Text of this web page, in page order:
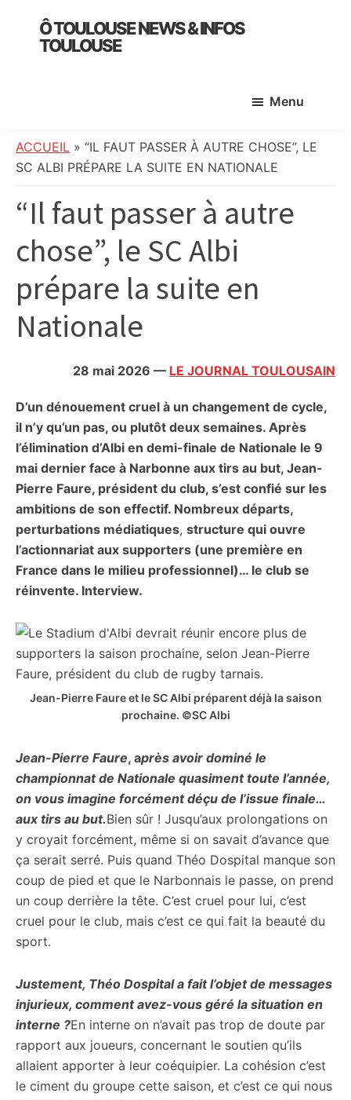
primary
Ô TOULOUSE NEWS & INFOS
TOULOUSE
:
info
société,
culture,
politique,
faits
divers
et
citoyennes
Menu
ACCUEIL » “IL FAUT PASSER À AUTRE CHOSE”, LE
SC ALBI PRÉPARE LA SUITE EN NATIONALE
“Il faut passer à autre
chose”, le SC Albi
prépare la suite en
Nationale
28 mai 2026 — LE JOURNAL TOULOUSAIN
D’un dénouement cruel à un changement de cycle,
il n’y qu’un pas, ou plutôt deux semaines. Après
l’élimination d’Albi en demi-finale de Nationale le 9
mai dernier face à Narbonne aux tirs au but, Jean-
Pierre Faure, président du club, s’est confié sur les
ambitions de son effectif. Nombreux départs,
perturbations médiatiques, structure qui ouvre
l’actionnariat aux supporters (une première en
France dans le milieu professionnel)… le club se
réinvente. Interview.
Jean-Pierre Faure et le SC Albi préparent déjà la saison
prochaine. ©SC Albi
Jean-Pierre Faure, après avoir dominé le
championnat de Nationale quasiment toute l’année,
on vous imagine forcément déçu de l’issue finale…
aux tirs au but.Bien sûr ! Jusqu’aux prolongations on
y croyait forcément, même si on savait d’avance que
ça serait serré. Puis quand Théo Dospital manque son
coup de pied et que le Narbonnais le passe, on prend
un coup derrière la tête. C’est cruel pour lui, c’est
cruel pour le club, mais c’est ce qui fait la beauté du
sport.
Justement, Théo Dospital a fait l’objet de messages
injurieux, comment avez-vous géré la situation en
interne ?En interne on n’avait pas trop de doute par
rapport aux joueurs, concernant le soutien qu’ils
allaient apporter à leur coéquipier. La cohésion c’est
le ciment du groupe cette saison, et c’est ce qui nous